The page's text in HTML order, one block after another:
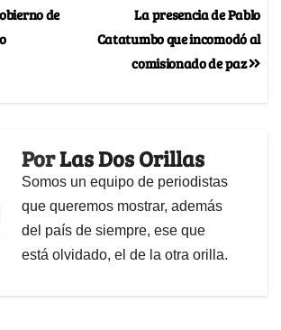
La presencia de Pablo
Catatumbo que incomodó al
comisionado de paz
de
PorLas Dos Orillas
Somos un equipo de periodistas
que queremos mostrar, además
del país de siempre, ese que
está olvidado, el de la otra orilla.